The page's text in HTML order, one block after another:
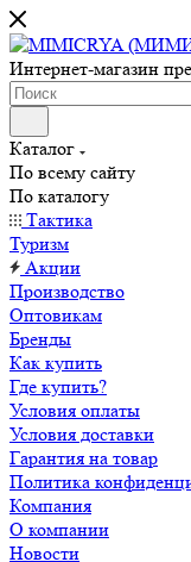
Интернет-магазин
Каталог
По всему сайту
По каталогу
Тактика
Туризм
Акции
Производство
Оптовикам
Бренды
Как купить
Где купить?
Условия оплаты
Условия доставки
Гарантия на товар
Политика
Компания
О компании
Новости